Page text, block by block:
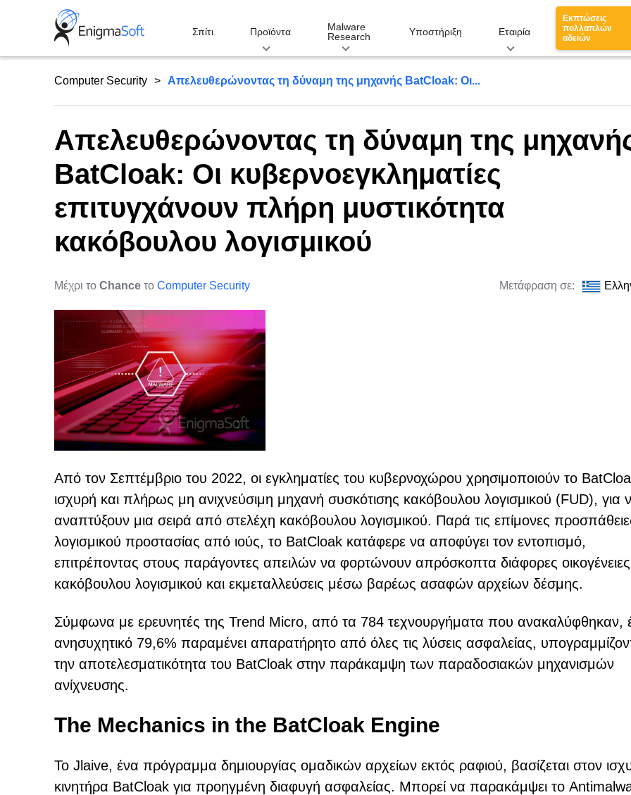
Σπίτι Προϊόντα
Malware
Research
Υποστήριξη Εταιρία
Εκπτώσεις
πολλαπλών
αδειών
Computer Security Απελευθερώνοντας τη δύναμη της μηχανής BatCloak: Οι...
Απελευθερώνοντας τη δύναμη της
BatCloak: Οι κυβερνοεγκληματίες
επιτυγχάνουν πλήρη μυστικότητα
κακόβουλου λογισμικού
Μέχρι το Chance το Computer Security Μετάφραση σε:
Από τον Σεπτέμβριο του 2022, οι εγκληματίες του κυβερνοχώρου χρησιμοποιούν το
ισχυρή και πλήρως μη ανιχνεύσιμη μηχανή συσκότισης κακόβουλου λογισμικού (FUD), για
αναπτύξουν μια σειρά από στελέχη κακόβουλου λογισμικού. Παρά τις επίμονες
λογισμικού προστασίας από ιούς, το BatCloak κατάφερε να αποφύγει τον εντοπισμό,
επιτρέποντας στους παράγοντες απειλών να φορτώνουν απρόσκοπτα διάφορες οικογένειες
κακόβουλου λογισμικού και εκμεταλλεύσεις μέσω βαρέως ασαφών αρχείων δέσμης.
Σύμφωνα με ερευνητές της Trend Micro, από τα 784 τεχνουργήματα που ανακαλύφθηκαν,
ανησυχητικό 79,6% παραμένει απαρατήρητο από όλες τις λύσεις ασφαλείας,
την αποτελεσματικότητα του BatCloak στην παράκαμψη των παραδοσιακών μηχανισμών
ανίχνευσης.
The Mechanics in the BatCloak Engine
Το Jlaive, ένα πρόγραμμα δημιουργίας ομαδικών αρχείων εκτός ραφιού, βασίζεται στον
κινητήρα BatCloak για προηγμένη διαφυγή ασφαλείας. Μπορεί να παρακάμψει το